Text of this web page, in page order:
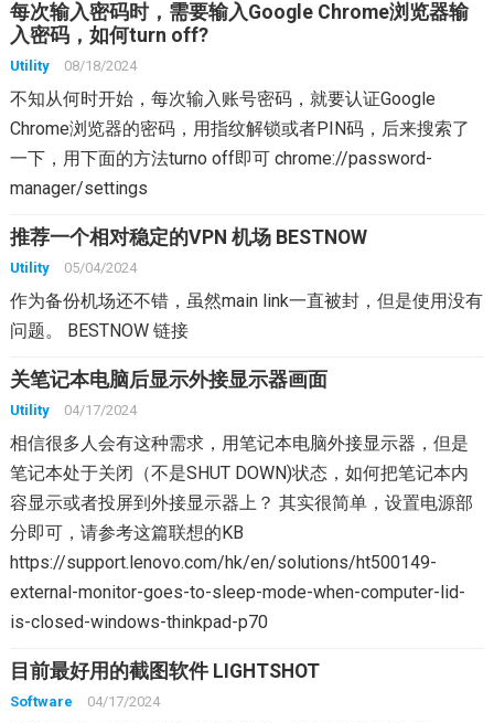
每次输入密码时，需要输入Google Chrome浏览器输
入密码，如何turn off?
Utility 08/18/2024
不知从何时开始，每次输入账号密码，就要认证Google
Chrome浏览器的密码，用指纹解锁或者PIN码，后来搜索了
一下，用下面的方法turno off即可 chrome://password-
manager/settings
推荐一个相对稳定的VPN 机场 BESTNOW
Utility 05/04/2024
作为备份机场还不错，虽然main link一直被封，但是使用没有
问题。 BESTNOW 链接
关笔记本电脑后显示外接显示器画面
Utility 04/17/2024
相信很多人会有这种需求，用笔记本电脑外接显示器，但是
笔记本处于关闭（不是SHUT DOWN)状态，如何把笔记本内
容显示或者投屏到外接显示器上？ 其实很简单，设置电源部
分即可，请参考这篇联想的KB
https://support.lenovo.com/hk/en/solutions/ht500149-
external-monitor-goes-to-sleep-mode-when-computer-lid-
is-closed-windows-thinkpad-p70
目前最好用的截图软件 LIGHTSHOT
Software 04/17/2024